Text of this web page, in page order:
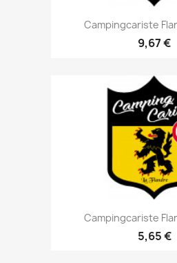
Campingcariste
9,67 €
Campingcariste
5,65 €